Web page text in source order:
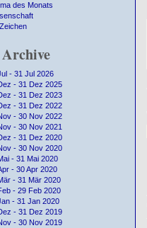
des Monats
Archive
- 31 Jul 2026
- 31 Dez 2025
- 31 Dez 2023
- 31 Dez 2022
- 30 Nov 2022
- 30 Nov 2021
- 31 Dez 2020
- 30 Nov 2020
- 31 Mai 2020
- 30 Apr 2020
- 31 Mär 2020
- 29 Feb 2020
- 31 Jan 2020
- 31 Dez 2019
- 30 Nov 2019